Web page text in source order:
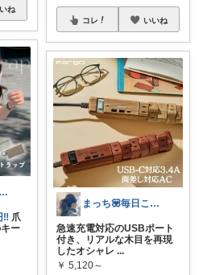
ね
かなこ🐦️いつもありがとう💖
‼️ 爪
ー
コレ いいね
まっち💟毎日こつこつ。
急速充電対応のUSBポート
付き、リアルな木目を再現
したオシャレ ...
￥ 5,120～